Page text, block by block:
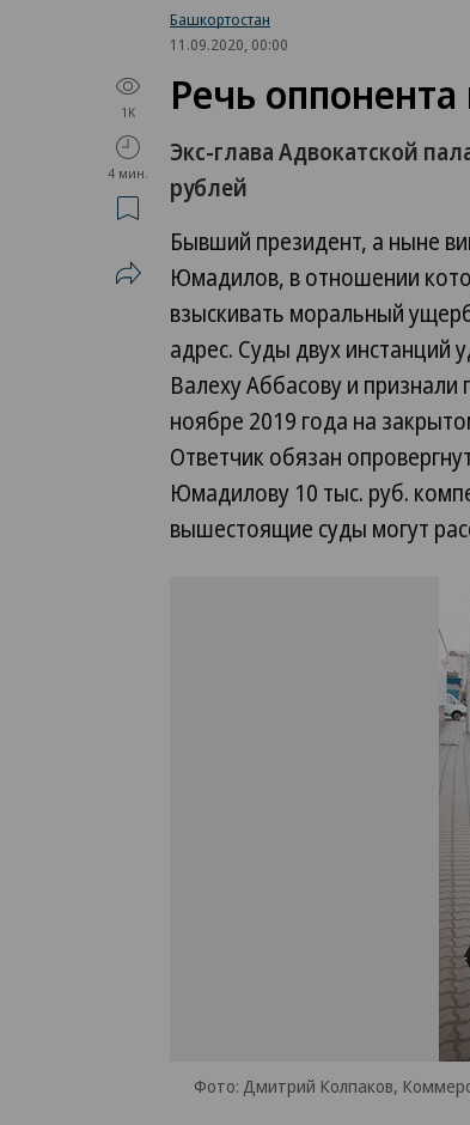
Башкортостан
11.09.2020, 00:00
1K
4 мин.
Речь
Экс-глава Адвокатской
рублей
Бывший президент, а ныне
Юмадилов, в отношении
взыскивать моральный
адрес. Суды двух инстанций
Валеху Аббасову и
ноябре 2019 года на
Ответчик обязан
Юмадилову 10 тыс. руб.
вышестоящие суды могут
Фото: Дмитрий Колпаков,